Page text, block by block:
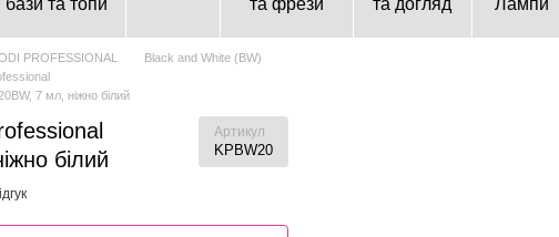
бази та топи
та фрези
та догляд
Лампи
PROFESSIONAL
Black and White (BW)
7 мл, ніжно білий
білий
Артикул
KPBW20